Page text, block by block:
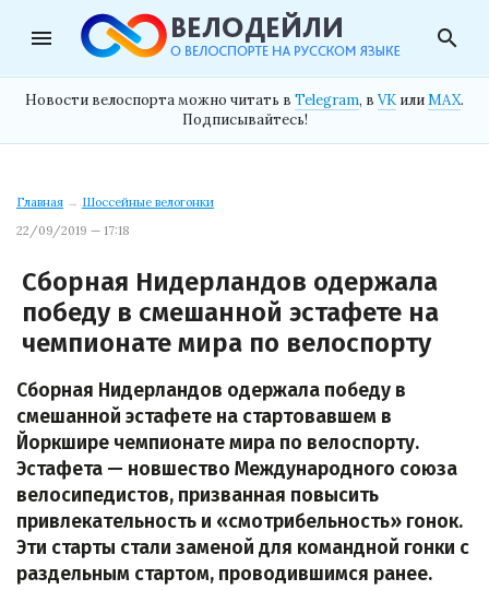
menu search
Новости велоспорта можно читать в Telegram, в VK илиMAX.
Подписывайтесь!
Главная → Шоссейные велогонки
22/09/2019 — 17:18
Сборная Нидерландов одержала
победу в смешанной эстафете на
чемпионате мира по велоспорту
Сборная Нидерландов одержала победу в
смешанной эстафете на стартовавшем в
Йоркшире чемпионате мира по велоспорту.
Эстафета — новшество Международного союза
велосипедистов, призванная повысить
привлекательность и «смотрибельность» гонок.
Эти старты стали заменой для командной гонки с
раздельным стартом, проводившимся ранее.